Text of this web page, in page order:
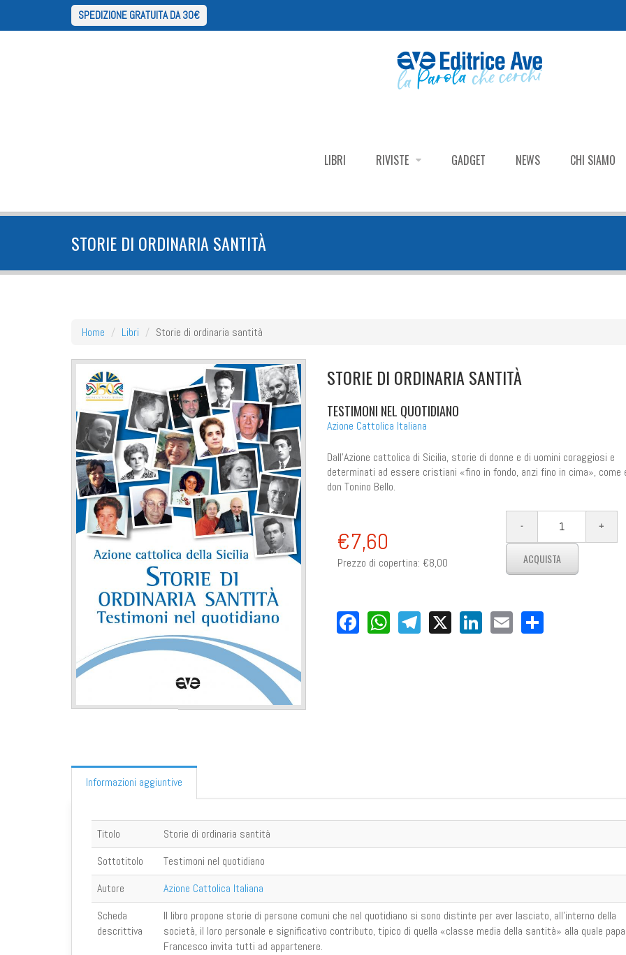
SPEDIZIONE GRATUITA DA 30€
LIBRI RIVISTE GADGET NEWS CHI SIAMO
STORIE DI ORDINARIA SANTITÀ
Home Libri Storie di ordinaria santità
STORIE DI ORDINARIA SANTITÀ
TESTIMONI NEL QUOTIDIANO
Azione Cattolica Italiana
Dall'Azione cattolica di Sicilia, storie di donne e di uomini coraggiosi e
determinati ad essere cristiani «fino in fondo, anzi fino in cima», come
don Tonino Bello.
€7,60
Prezzo di copertina: €8,00
Facebook
WhatsApp
Telegram
X LinkedIn
EmailShare
Informazioni aggiuntive
Titolo
Storie di ordinaria santità
Sottotitolo
Testimoni nel quotidiano
Autore
Azione Cattolica Italiana
Scheda
descrittiva
Il libro propone storie di persone comuni che nel quotidiano si sono distinte per aver lasciato, all’inter­no della
società, il loro personale e significativo contributo, tipico di quella «classe media della santità» alla quale papa
Francesco invita tutti ad appartenere.